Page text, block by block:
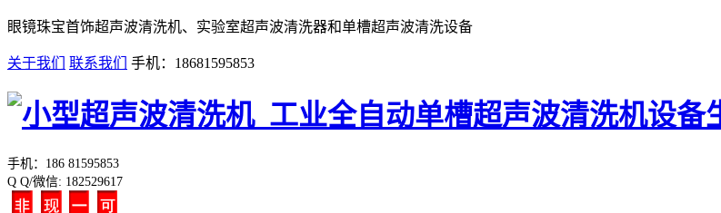
眼镜珠宝首饰超声波清洗机、实验室超声波清洗器和单槽超声波清洗设备
关于我们 联系我们 手机：18681595853
手机：186 81595853
Q Q/微信: 182529617